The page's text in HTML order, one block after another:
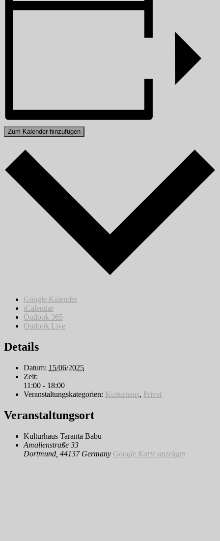
Zum Kalender hinzufügen
Google Kalender
iCalendar
Outlook 365
Outlook Live
Details
Datum: 15/06/2025
Zeit:
11:00 - 18:00
Veranstaltungskategorien: Kulturhaus, Privat
Veranstaltungsort
Kulturhaus Taranta Babu
Amalienstraße 33
Dortmund 44137 Germany Google Karte anzeigen